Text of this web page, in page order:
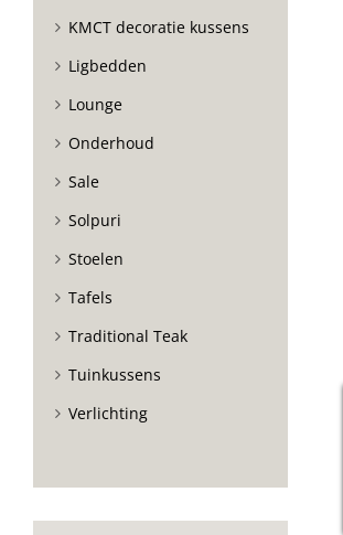
KMCT decoratie kussens
Ligbedden
Lounge
Onderhoud
Sale
Solpuri
Stoelen
Tafels
Traditional Teak
Tuinkussens
Verlichting